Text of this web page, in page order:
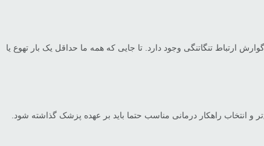
ارتباط تنگاتنگی وجود دارد. تا جایی که همه ما حداقل یک بار تهوع یا